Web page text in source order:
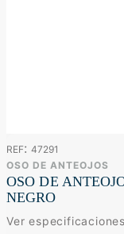
: 47291
OSO DE ANTEOJOS
OSO DE
NEGRO
Ver